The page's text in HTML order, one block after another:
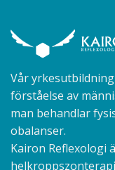
Vår
förståelse av
man behandlar
obalanser.
Kairon Reflexologi